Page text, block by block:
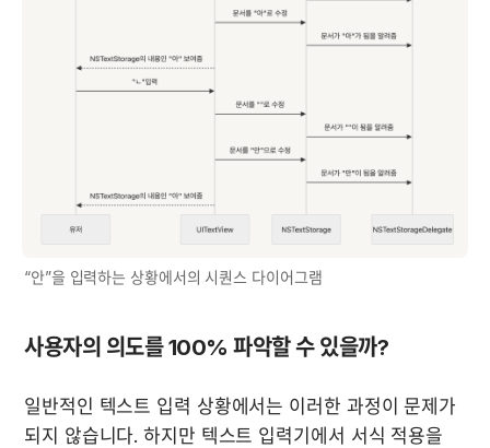
“안”을 입력하는 상황에서의 시퀀스 다이어그램
사용자의 의도를 100% 파악할 수 있을까?
일반적인 텍스트 입력 상황에서는 이러한 과정이 문제가
되지 않습니다. 하지만 텍스트 입력기에서 서식 적용을